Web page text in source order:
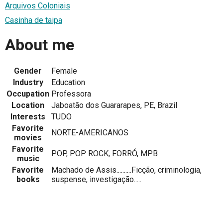
Arquivos Coloniais
Casinha de taipa
About me
Gender
Female
Industry
Education
Occupation Professora
Location
Jaboatão dos Guararapes, PE, Brazil
Interests
TUDO
Favorite
movies
NORTE-AMERICANOS
Favorite
music
POP, POP ROCK, FORRÓ, MPB
Favorite
books
Machado de Assis..........Ficção, criminologia,
suspense, investigação.....